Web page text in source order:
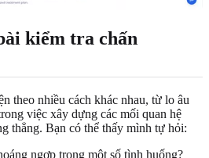
kiểm tra chấn
theo nhiều cách khác nhau, từ lo âu
việc xây dựng các mối quan hệ
thẳng. Bạn có thể thấy mình tự hỏi:
ngợp trong một số tình huống?